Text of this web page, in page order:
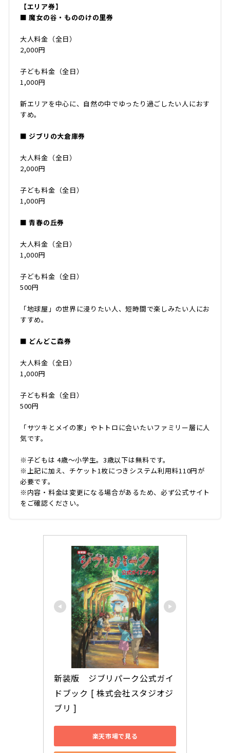
【エリア券】
■ 魔女の谷・もののけの里券
大人料金（全日）
2,000円
子ども料金（全日）
1,000円
新エリアを中心に、自然の中でゆったり過ごしたい人におす
すめ。
■ ジブリの大倉庫券
大人料金（全日）
2,000円
子ども料金（全日）
1,000円
■ 青春の丘券
大人料金（全日）
1,000円
子ども料金（全日）
500円
「地球屋」の世界に浸りたい人、短時間で楽しみたい人にお
すすめ。
■ どんどこ森券
大人料金（全日）
1,000円
子ども料金（全日）
500円
「サツキとメイの家」やトトロに会いたいファミリー層に人
気です。
※子どもは 4歳〜小学生。3歳以下は無料です。
※上記に加え、チケット1枚につきシステム利用料110円が
必要です。
※内容・料金は変更になる場合があるため、必ず公式サイト
をご確認ください。
新装版　ジブリパーク公式ガイ
ドブック [ 株式会社スタジオジ
ブリ ]
楽天市場で見る